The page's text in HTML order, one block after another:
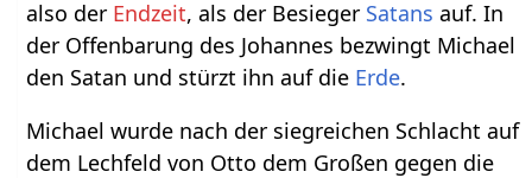
also der Endzeit, als der Besieger Satans auf. In
der Offenbarung des Johannes bezwingt Michael
den Satan und stürzt ihn auf die Erde.
Michael wurde nach der siegreichen Schlacht auf
dem Lechfeld von Otto dem Großen gegen die